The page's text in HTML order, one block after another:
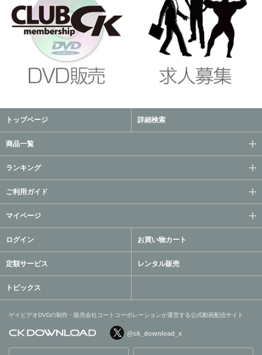
トップページ 詳細検索
商品一覧
ランキング
ご利用ガイド
マイページ
ログイン お買い物カート
定額サービス レンタル販売
トピックス
ゲイビデオDVDの制作・販売会社コートコーポレーションが運営する公式動画配信サイト
@ck_download_x